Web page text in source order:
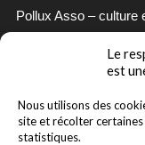
Le
est
Nous utilisons des
site et récolter
statistiques.
Pollux Asso – culture
Evenements/
Actions culturelles
Scène locale